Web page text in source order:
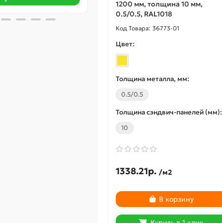
1200 мм, толщина 10 мм,
0.5/0.5, RAL1018
36773-01
Цвет:
Толщина металла, мм:
0.5/0.5
Толщина сэндвич-панелей (мм):
10
1338.21р. /м2
В корзину